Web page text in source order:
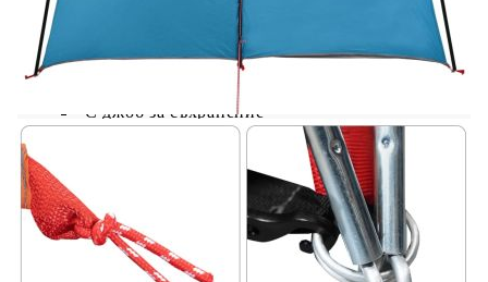
С джоб за съхранение
С разделени пердета за отделна стая
С подвижен комарник
Необходим е монтаж
Доставката съдържа: